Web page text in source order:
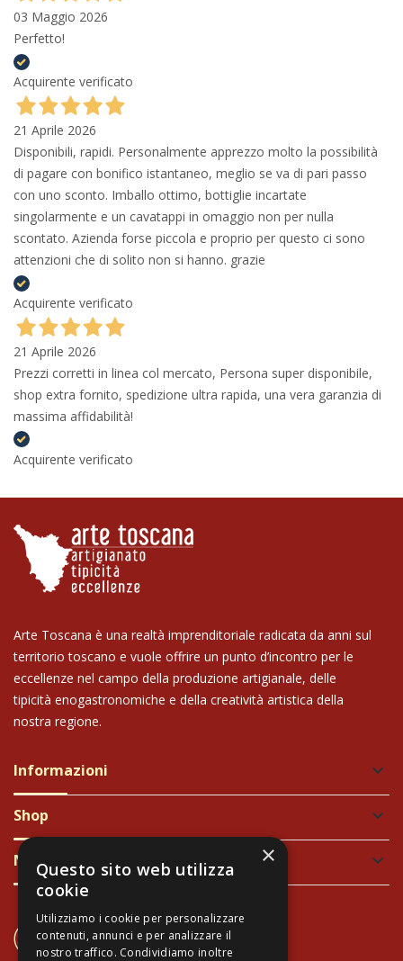
03 Maggio 2026
Perfetto!
Acquirente verificato
21 Aprile 2026
Disponibili, rapidi. Personalmente apprezzo molto la possibilità
di pagare con bonifico istantaneo, meglio se va di pari passo
con uno sconto. Imballo ottimo, bottiglie incartate
singolarmente e un cavatappi in omaggio non per nulla
scontato. Azienda forse piccola e proprio per questo ci sono
attenzioni che di solito non si hanno. grazie
Acquirente verificato
21 Aprile 2026
Prezzi corretti in linea col mercato, Persona super disponibile,
shop extra fornito, spedizione ultra rapida, una vera garanzia di
massima affidabilità!
Acquirente verificato
Arte Toscana è una realtà imprenditoriale radicata da anni sul
territorio toscano e vuole offrire un punto d’incontro per le
eccellenze nel campo della produzione artigianale, delle
tipicità enogastronomiche e della creatività artistica della
nostra regione.
Informazioni keyboard_arrow_down
Shop keyboard_arrow_down
Newsletter keyboard_arrow_down
CONTATTACI
×
Questo sito web utilizza
cookie
Utilizziamo i cookie per personalizzare
contenuti, annunci e per analizzare il
nostro traffico. Condividiamo inoltre